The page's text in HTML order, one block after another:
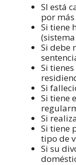
SI está
por más
Si tiene
Si debe
Si
Si
Si tiene
Si
Si tiene
tipo de
Si su